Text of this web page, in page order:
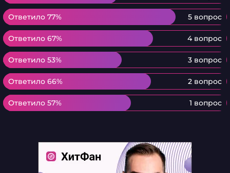
Ответило 77% 5 вопрос
Ответило 77%
Ответило 67% 4 вопрос
Ответило 67%
Ответило 53% 3 вопрос
Ответило 53%
Ответило 66% 2 вопрос
Ответило 66%
Ответило 57% 1 вопрос
Ответило 57%